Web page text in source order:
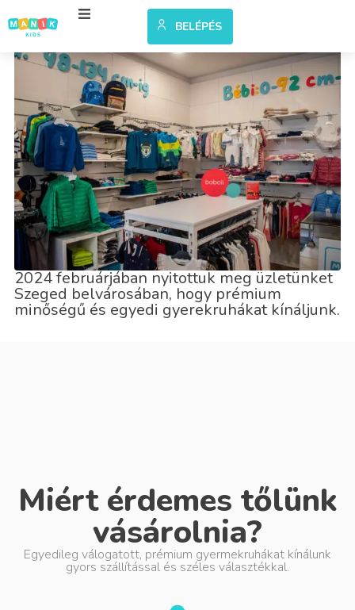
BELÉPÉS
RÓLUNK
2024 februárjában nyitottuk meg üzletünket
Szeged belvárosában, hogy prémium
minőségű és egyedi gyerekruhákat kínáljunk.
Miért érdemes tőlünk
vásárolnia?
Egyedileg válogatott, prémium gyermekruhákat kínálunk
gyors szállítással és széles választékkal.